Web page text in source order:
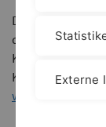
Die Unterlagen
deutscher
Köln (siehe auch
Externe